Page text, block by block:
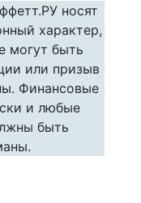
носят
характер,
могут быть
или призыв
Финансовые
и любые
быть